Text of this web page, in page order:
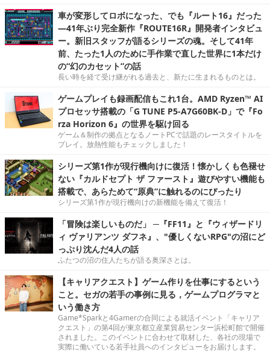
車が変形してロボになった、でも『ルート16』だった
―41年ぶり完全新作『ROUTE16R』開発者インタビュ
ー。新旧スタッフが語るシリーズの魂。そして41年
前、たった1人のために手作業で直した世界に1本だけ
の“幻のカセット”の話
長い時を経て受け継がれる過去と、新たに生まれるものとは。
ゲームプレイも録画配信もこれ1台。AMD Ryzen™ AI
プロセッサ搭載の「G TUNE P5-A7G60BK-D」で『Fo
rza Horizon 6』の世界を駆け回る
ゲーム＆制作の拠点となるノートPCで話題のレースタイトルを
プレイ。放熱性能もチェックしました！
シリーズ第1作が現行機向けに復活！懐かしくも色褪せ
ない『カルドセプト ザ ファースト』遊びやすい機能も
搭載で、あらためて“原典”に触れるのにぴったり
シリーズ第1作が現行機向けの新機能を備えて復活！
「冒険は楽しいものだ」 ─『FF11』と『ウィザードリ
ィ ヴァリアンツ ダフネ』、"優しくないRPG"の沼にど
っぷり沈んだ4人の話
ふたつの沼の住人たちが語る奥深さとは。
【キャリアクエスト】ゲーム作りを仕事にするという
こと。セガの若手の事例に見る，ゲームプログラマと
いう働き方
Game*Sparkと4Gamerの合同による就活イベント「キャリア
クエスト」の第4回が東京都立産業貿易センター浜松町館で開催
されました。このイベントに合わせて取材した、各社の現場で
実際に働いている若手社員へのインタビューをお届けします。